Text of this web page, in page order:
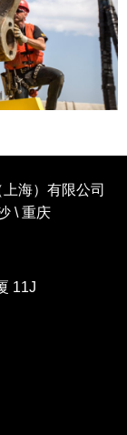
海）有限公司
\ 重庆
11J